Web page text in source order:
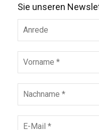
Sie unseren